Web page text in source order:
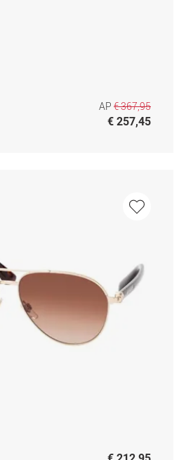
AP € 367,95
€ 257,45